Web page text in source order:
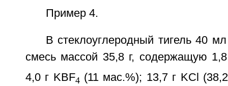
Пример 4.
В стеклоуглеродный тигель 40
смесь массой 35,8 г, содержащую
4,0 г KBF4 (11 мас.%); 13,7 г KCl